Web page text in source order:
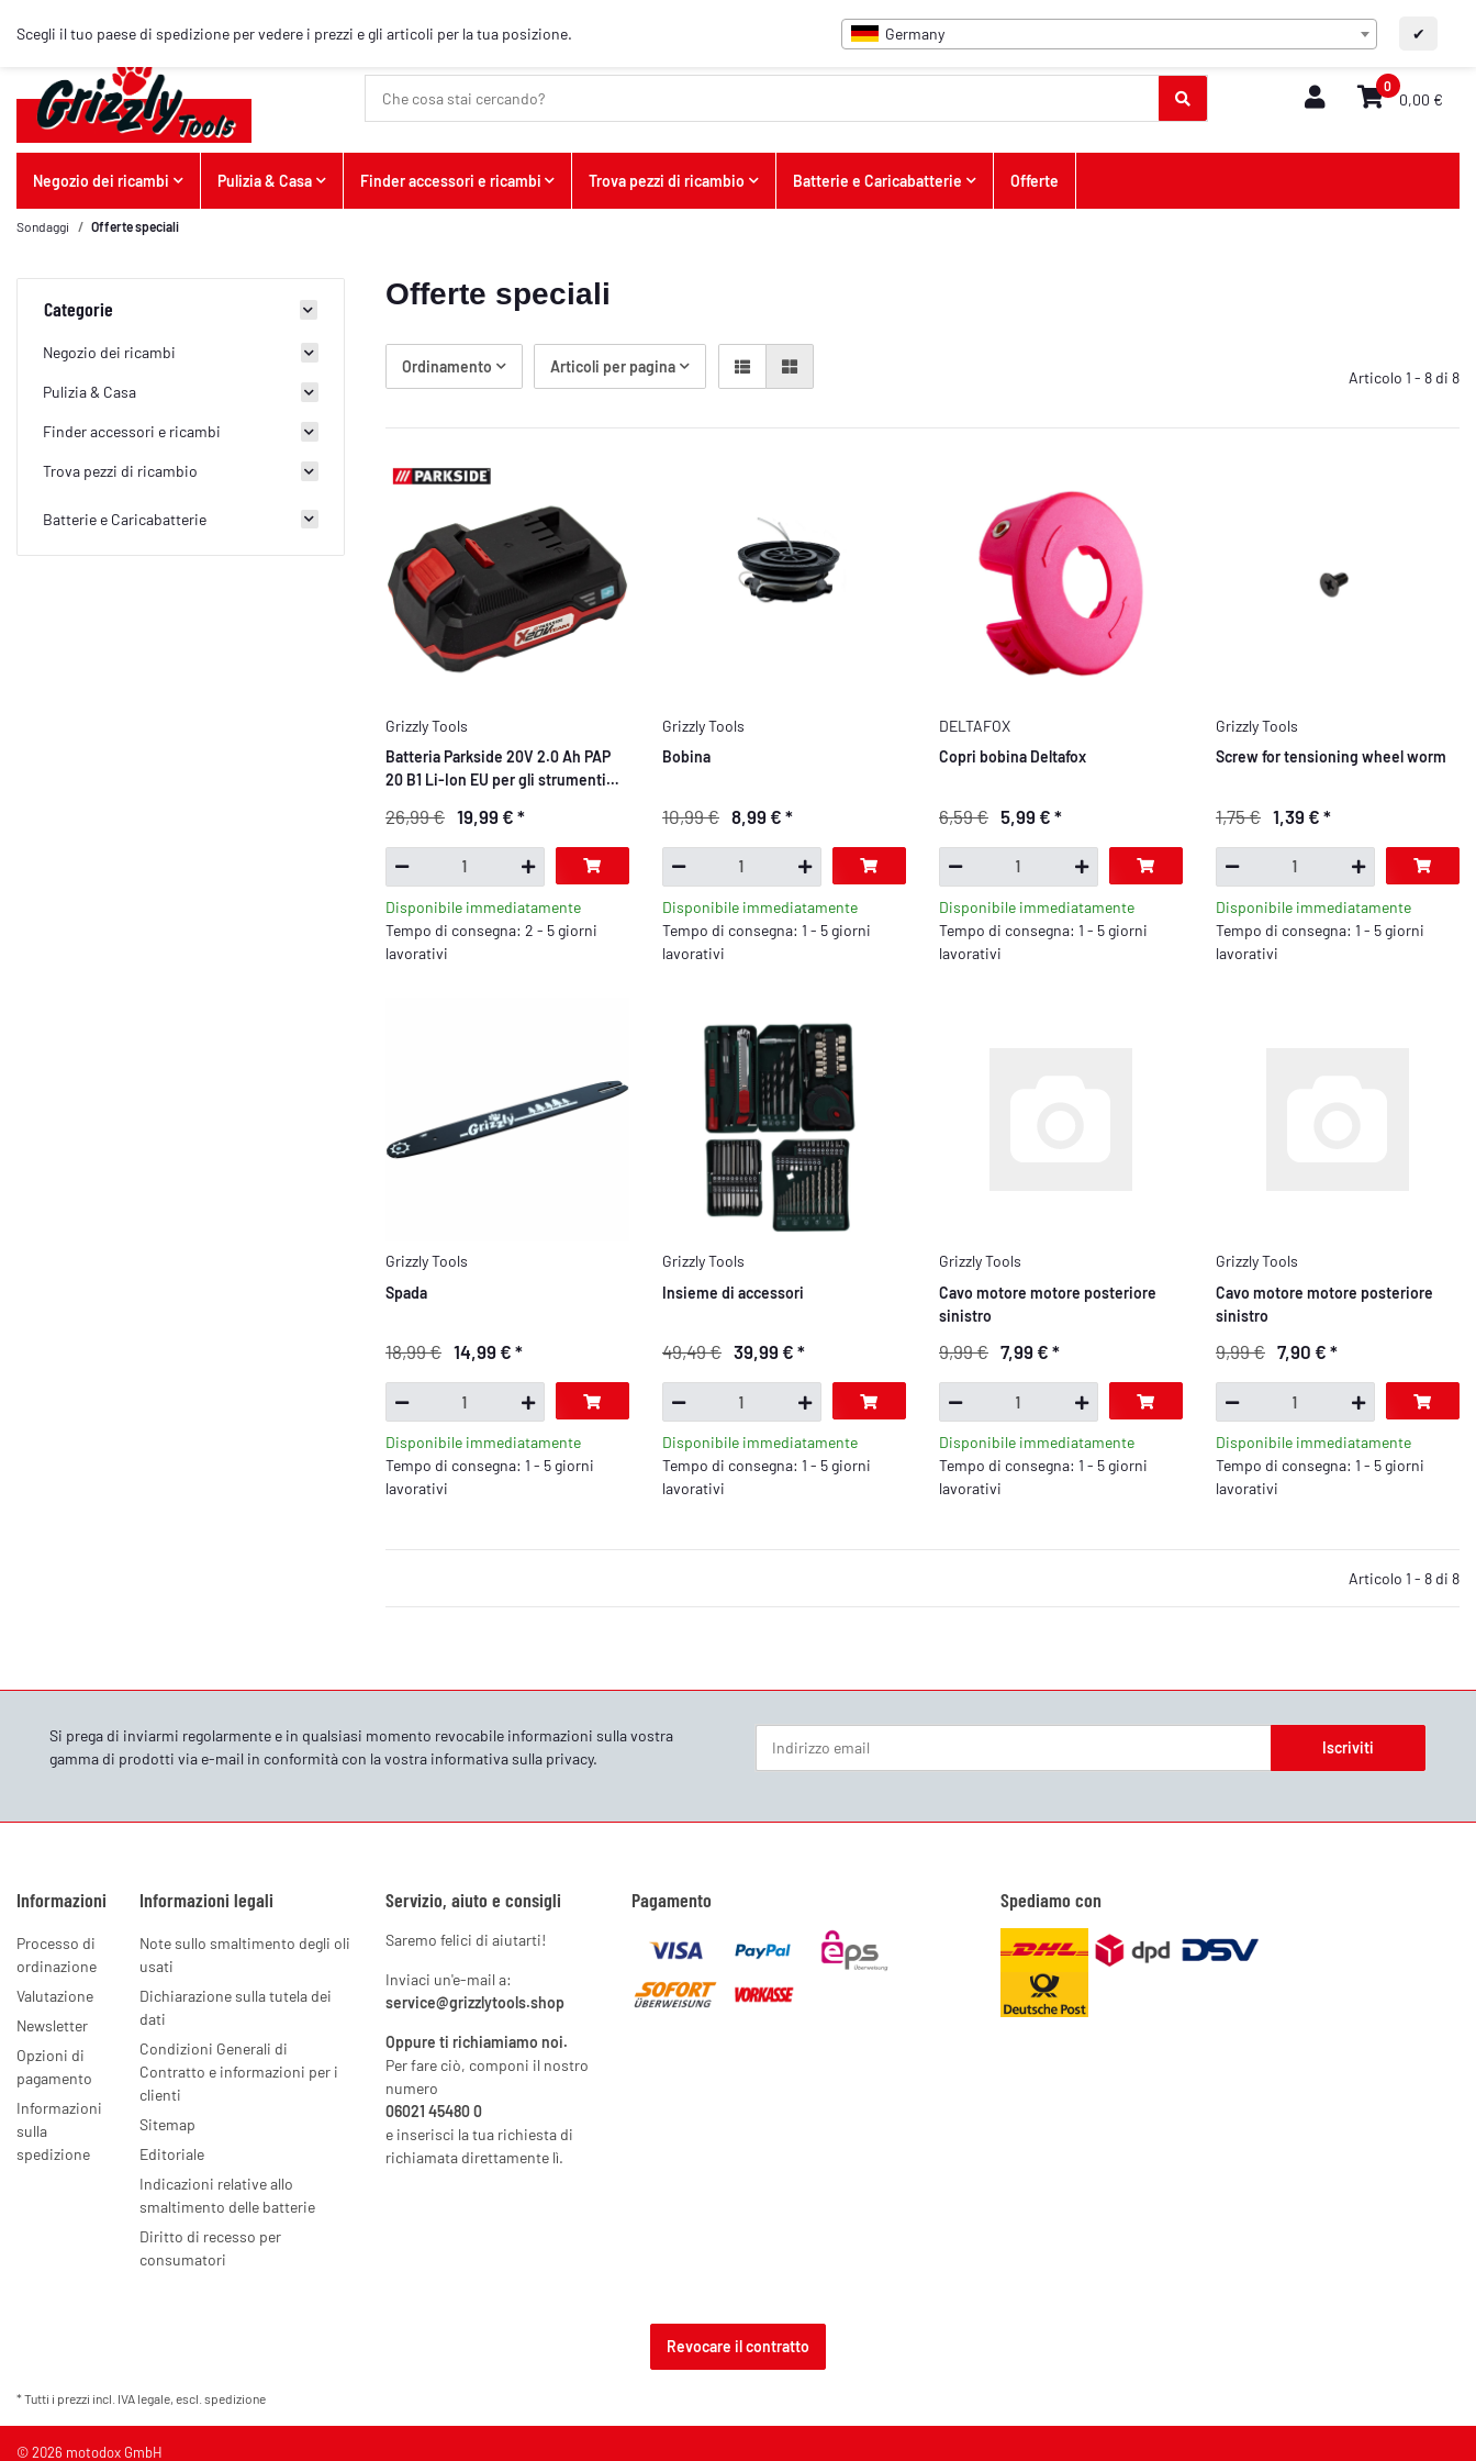
Scegli il tuo paese di spedizione per vedere i prezzi e gli articoli per la tua posizione. Germany ✔
IT Contatto
0
0,00 €
Negozio dei ricambi Pulizia & Casa Finder accessori e ricambi Trova pezzi di ricambio Batterie e Caricabatterie Offerte
Sondaggi Offerte speciali
Offerte speciali
Ordinamento Articoli per pagina
Articolo 1 - 8 di 8
Grizzly Tools
Batteria Parkside 20V 2.0 Ah PAP
20 B1 Li-Ion EU per gli strumenti
26,99 € 19,99 € *
Disponibile immediatamente
Tempo di consegna: 2 - 5 giorni
lavorativi
Grizzly Tools
Bobina
10,99 € 8,99 € *
Disponibile immediatamente
Tempo di consegna: 1 - 5 giorni
lavorativi
DELTAFOX
Copri bobina Deltafox
6,59 € 5,99 € *
Disponibile immediatamente
Tempo di consegna: 1 - 5 giorni
lavorativi
Grizzly Tools
Screw for tensioning wheel worm
1,75 € 1,39 € *
Disponibile immediatamente
Tempo di consegna: 1 - 5 giorni
lavorativi
Grizzly Tools
Spada
18,99 € 14,99 € *
Disponibile immediatamente
Tempo di consegna: 1 - 5 giorni
lavorativi
Grizzly Tools
Insieme di accessori
49,49 € 39,99 € *
Disponibile immediatamente
Tempo di consegna: 1 - 5 giorni
lavorativi
Grizzly Tools
Cavo motore motore posteriore
sinistro
9,99 € 7,99 € *
Disponibile immediatamente
Tempo di consegna: 1 - 5 giorni
lavorativi
Grizzly Tools
Cavo motore motore posteriore
sinistro
9,99 € 7,90 € *
Disponibile immediatamente
Tempo di consegna: 1 - 5 giorni
lavorativi
Articolo 1 - 8 di 8
Categorie
Negozio dei ricambi
Pulizia & Casa
Finder accessori e ricambi
Trova pezzi di ricambio
Batterie e Caricabatterie
Si prega di inviarmi regolarmente e in qualsiasi momento revocabile informazioni sulla vostra
gamma di prodotti via e-mail in conformità con la vostra informativa sulla privacy.
Iscriviti
Informazioni
Processo di
ordinazione
Valutazione
Newsletter
Opzioni di
pagamento
Informazioni
sulla
spedizione
Informazioni legali
Note sullo smaltimento degli oli
usati
Dichiarazione sulla tutela dei
dati
Condizioni Generali di
Contratto e informazioni per i
clienti
Sitemap
Editoriale
Indicazioni relative allo
smaltimento delle batterie
Diritto di recesso per
consumatori
Servizio, aiuto e consigli
Saremo felici di aiutarti!
Inviaci un'e-mail a:
service@grizzlytools.shop
Oppure ti richiamiamo noi.
Per fare ciò, componi il nostro
numero
06021 45480 0
e inserisci la tua richiesta di
richiamata direttamente lì.
Pagamento Spediamo con
Revocare il contratto
* Tutti i prezzi incl. IVA legale, escl. spedizione
© 2026 motodox GmbH